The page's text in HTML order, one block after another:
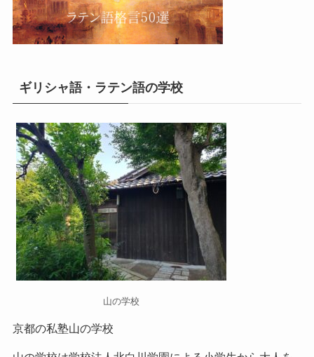
ギリシャ語・ラテン語の学校
山の学校
京都の私塾山の学校